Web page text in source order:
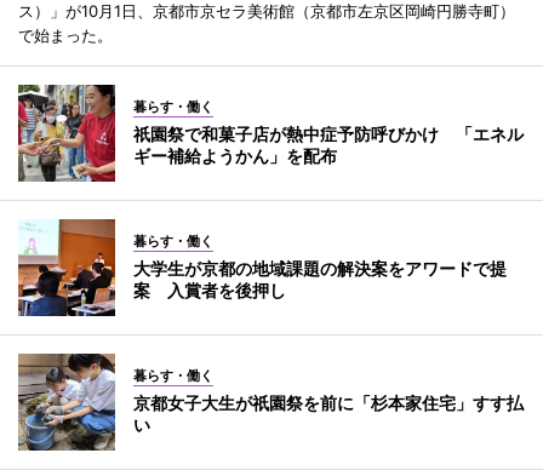
ス）」が10月1日、京都市京セラ美術館（京都市左京区岡崎円勝寺町）
で始まった。
暮らす・働く
祇園祭で和菓子店が熱中症予防呼びかけ 「エネル
ギー補給ようかん」を配布
暮らす・働く
大学生が京都の地域課題の解決案をアワードで提
案 入賞者を後押し
暮らす・働く
京都女子大生が祇園祭を前に「杉本家住宅」すす払
い